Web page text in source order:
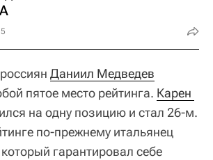
Даниил Медведев
пятое место рейтинга. Карен
на одну позицию и стал 26-м.
по-прежнему итальянец
который гарантировал себе